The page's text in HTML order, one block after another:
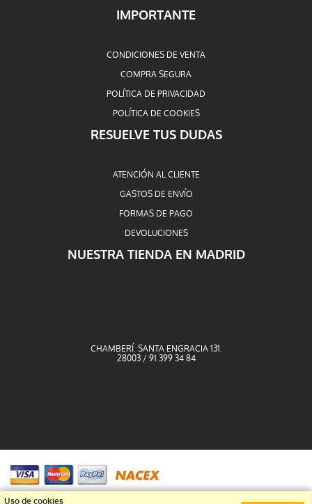
IMPORTANTE
CONDICIONES DE VENTA
COMPRA SEGURA
POLÍTICA DE PRIVACIDAD
POLÍTICA DE COOKIES
RESUELVE TUS DUDAS
ATENCIÓN AL CLIENTE
GASTOS DE ENVÍO
FORMAS DE PAGO
DEVOLUCIONES
NUESTRA TIENDA EN MADRID
CHAMBERÍ: SANTA ENGRACIA 131.
28003 / 91 399 34 84
Uso de cookies